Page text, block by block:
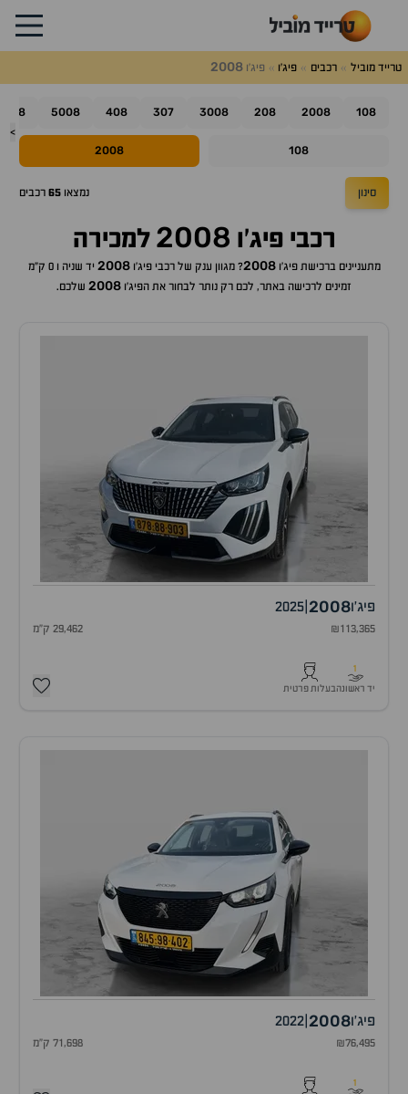
טרייד מוביל רכבים פיג'ו פיג'ו2008
>
108
2008
208
3008
307
408
5008
508
108
2008
סינון נמצאו 65 רכבים
רכבי פיג'ו 2008 למכירה
מתעניינים ברכישתפיג'ו2008? מגוון ענק של רכביפיג'ו2008
יד שניה ו 0 ק"מ
זמינים לרכישה באתר, לכם רק נותר לבחור את הפיג'ו 2008 שלכם.
פיג'ו2008
2025
₪113,365 29,462 ק"מ
1
יד ראשונהבעלות פרטית
פיג'ו2008
2022
₪76,495 71,698 ק"מ
1